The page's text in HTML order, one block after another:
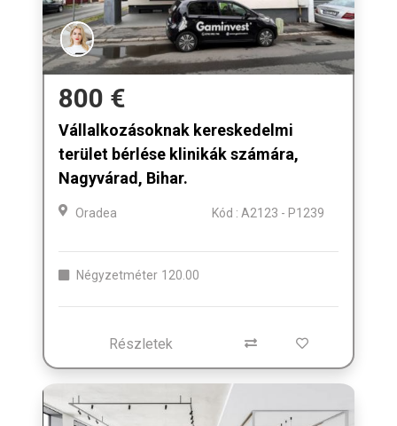
800 €
Vállalkozásoknak kereskedelmi
terület bérlése klinikák számára,
Nagyvárad, Bihar.
Oradea Kód : A2123 - P1239
Négyzetméter 120.00
Részletek